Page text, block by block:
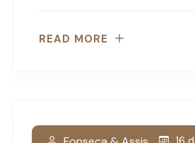
READ MORE